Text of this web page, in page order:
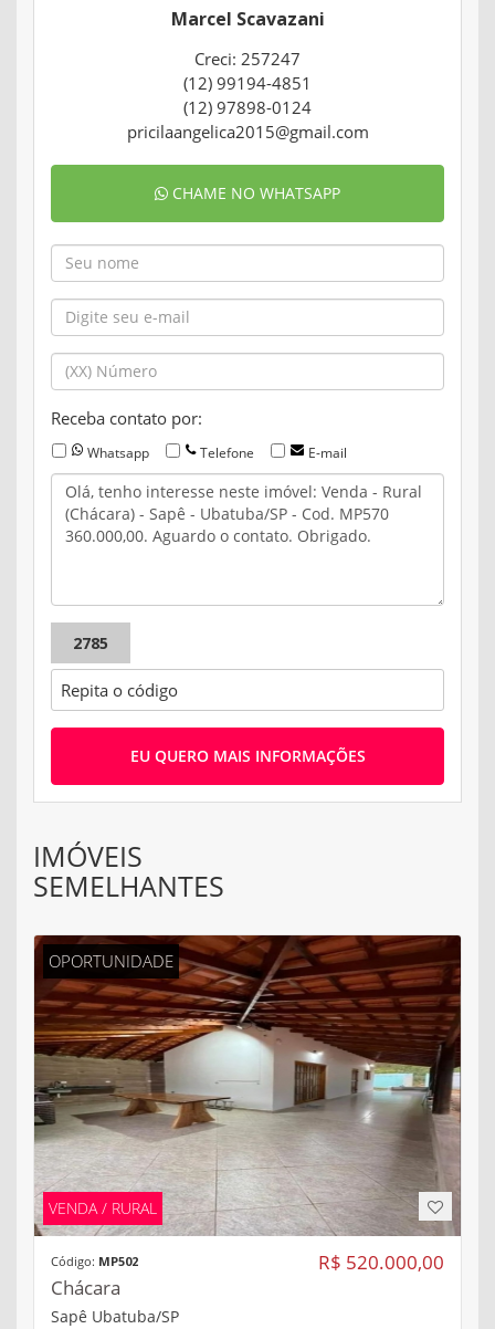
Marcel Scavazani
Creci: 257247
(12) 99194-4851
(12) 97898-0124
pricilaangelica2015@gmail.com
CHAME NO WHATSAPP
Receba contato por:
Whatsapp Telefone E-mail
2785
EU QUERO MAIS INFORMAÇÕES
IMÓVEIS
SEMELHANTES
OPORTUNIDADE
VENDA / RURAL
R$ 520.000,00
Código: MP502
Chácara
Sapê Ubatuba/SP